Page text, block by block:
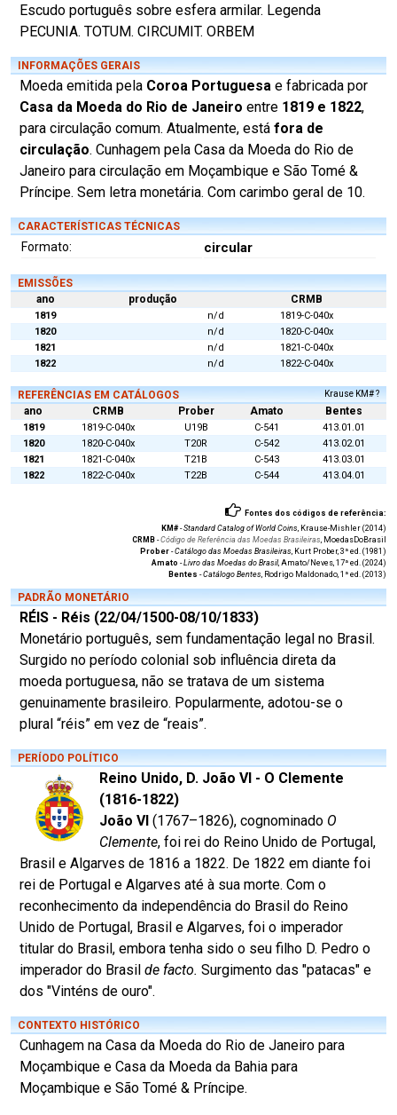
Escudo português sobre esfera armilar. Legenda
PECUNIA. TOTUM. CIRCUMIT. ORBEM
INFORMAÇÕES GERAIS
Moeda emitida pela Coroa Portuguesa e fabricada por
Casa da Moeda do Rio de Janeiro entre 1819 e 1822,
para circulação comum. Atualmente, está fora de
circulação. Cunhagem pela Casa da Moeda do Rio de
Janeiro para circulação em Moçambique e São Tomé &
Príncipe. Sem letra monetária. Com carimbo geral de 10.
CARACTERÍSTICAS TÉCNICAS
Formato: circular
EMISSÕES
ano
produção CRMB
1819 n/d
1819-C-040x
1820
n/d
1820-C-040x
1821
n/d
1821-C-040x
1822
n/d 1822-C-040x
REFERÊNCIAS EM CATÁLOGOS Krause KM# ?
ano CRMB Prober Amato Bentes
1819 1819-C-040x U19B C-541
413.01.01
1820
1820-C-040x T20R C-542
413.02.01
1821
1821-C-040x T21B C-543
413.03.01
1822
1822-C-040x T22B C-544 413.04.01
Fontes dos códigos de referência:
KM#-Standard Catalog of World Coins, Krause-Mishler (2014)
CRMB -Código de Referência das Moedas Brasileiras, MoedasDoBrasil
Prober -Catálogo das Moedas Brasileiras, Kurt Prober, 3ª ed. (1981)
Amato -Livro das Moedas do Brasil, Amato/Neves, 17ª ed. (2024)
Bentes -Catálogo Bentes, Rodrigo Maldonado, 1ª ed. (2013)
PADRÃO MONETÁRIO
RÉIS - Réis (22/04/1500-08/10/1833)
Monetário português, sem fundamentação legal no Brasil.
Surgido no período colonial sob influência direta da
moeda portuguesa, não se tratava de um sistema
genuinamente brasileiro. Popularmente, adotou-se o
plural “réis” em vez de “reais”.
PERÍODO POLÍTICO
Reino Unido, D. João VI - O Clemente
(1816-1822)
João VI (1767–1826), cognominado O
Clemente, foi rei do Reino Unido de Portugal,
Brasil e Algarves de 1816 a 1822. De 1822 em diante foi
rei de Portugal e Algarves até à sua morte. Com o
reconhecimento da independência do Brasil do Reino
Unido de Portugal, Brasil e Algarves, foi o imperador
titular do Brasil, embora tenha sido o seu filho D. Pedro o
imperador do Brasil de facto. Surgimento das "patacas" e
dos "Vinténs de ouro".
CONTEXTO HISTÓRICO
Cunhagem na Casa da Moeda do Rio de Janeiro para
Moçambique e Casa da Moeda da Bahia para
Moçambique e São Tomé & Príncipe.